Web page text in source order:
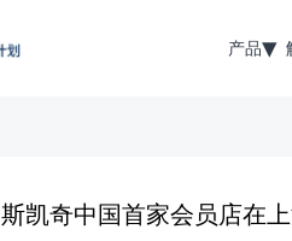
产品
斯凯奇中国首家会员店在